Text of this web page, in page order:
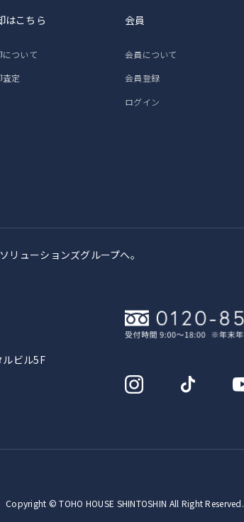
はこちら
について
査定
会員
会員について
会員登録
ログイン
リューションズグループへ。
ルビル5F
Copyright © TOHO HOUSE SHINTOSHIN All Right Reserved.